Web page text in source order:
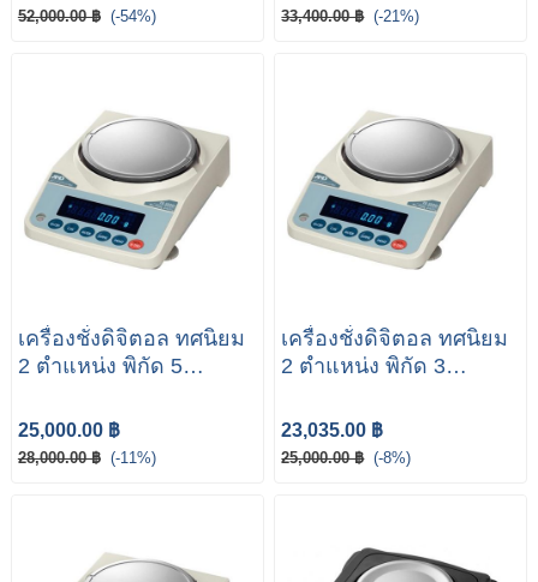
52,000.00 ฿ (-54%) 33,400.00 ฿ (-21%)
เครื่องชั่งดิจิตอล ทศนิยม
2 ตำแหน่ง พิกัด 5
ยี่ห้อ AND
25,000.00 ฿
28,000.00 ฿ (-11%)
เครื่องชั่งดิจิตอล ทศนิยม
2 ตำแหน่ง พิกัด 3
ยี่ห้อ AND
23,035.00 ฿
25,000.00 ฿ (-8%)